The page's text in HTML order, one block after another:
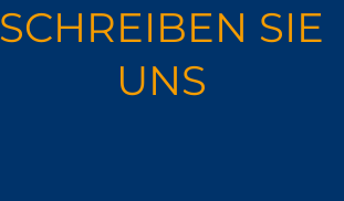
SCHREIBEN SIE
UNS